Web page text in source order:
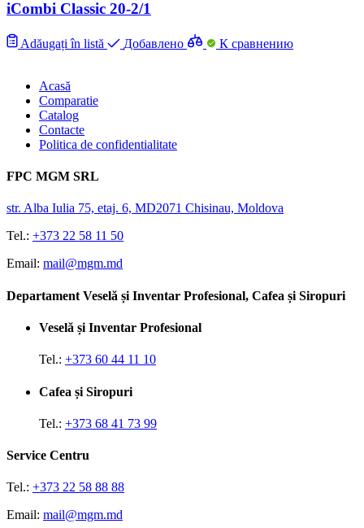
iCombi Classic 20-2/1
Adăugați în listă Добавлено К сравнению
Acasă
Comparatie
Catalog
Contacte
Politica de confidentialitate
FPC MGM SRL
str. Alba Iulia 75, etaj. 6, MD2071 Chisinau, Moldova
Tel.: +373 22 58 11 50
Email: mail@mgm.md
Departament Veselă și Inventar Profesional, Cafea și Siropuri
Veselă și Inventar Profesional
Tel.: +373 60 44 11 10
Cafea și Siropuri
Tel.: +373 68 41 73 99
Service Centru
Tel.: +373 22 58 88 88
Email: mail@mgm.md